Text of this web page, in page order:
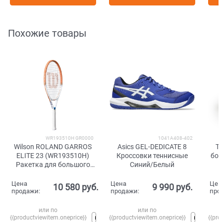
Похожие товары
WR193510H GR0000
Wilson ROLAND GARROS
ELITE 23 (WR193510H)
Ракетка для большого
Цена
продажи:
10 580 руб.
или по
{{productviewitem.oneprice}}
1041A408-402
Asics GEL-DEDICATE 8
Кроссовки теннисные
Синий/Белый
Цена
продажи:
9 990 руб.
или по
{{productviewitem.oneprice}}